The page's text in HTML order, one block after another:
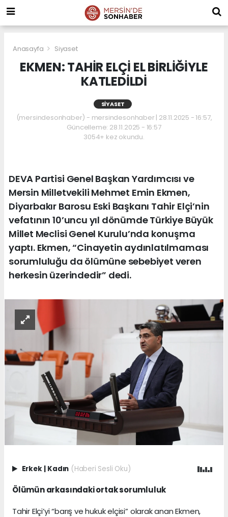
Anasayfa Siyaset
EKMEN: TAHİR ELÇİ EL BİRLİĞİYLE
KATLEDİLDİ
SIYASET
(mersindesonhaber) - mersindesonhaber | 28.11.2025 - 16:57,
Güncelleme: 28.11.2025 - 16:57
3054+ kez okundu.
DEVA Partisi Genel Başkan Yardımcısı ve
Mersin Milletvekili Mehmet Emin Ekmen,
Diyarbakır Barosu Eski Başkanı Tahir Elçi’nin
vefatının 10’uncu yıl dönümde Türkiye Büyük
Millet Meclisi Genel Kurulu’nda konuşma
yaptı. Ekmen, “Cinayetin aydınlatılmaması
sorumluluğu da ölümüne sebebiyet veren
herkesin üzerindedir” dedi.
Erkek Kadın (Haberi Sesli Oku)
Ölümün arkasındaki ortak sorumluluk
Tahir Elçi’yi “barış ve hukuk elçisi” olarak anan Ekmen,